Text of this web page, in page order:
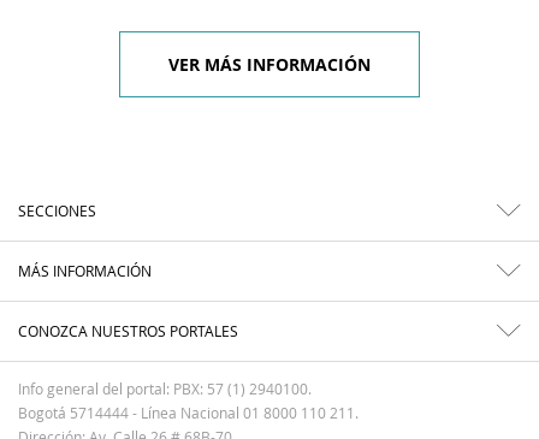
VER MÁS INFORMACIÓN
SECCIONES
MÁS INFORMACIÓN
CONOZCA NUESTROS PORTALES
Info general del portal: PBX: 57 (1) 2940100.
Bogotá 5714444 - Línea Nacional 01 8000 110 211.